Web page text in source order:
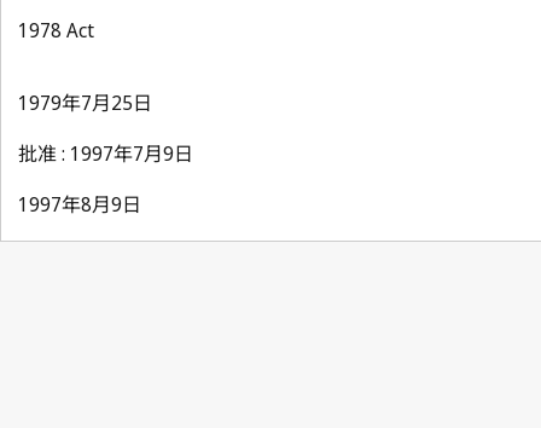
1978 Act
1979年7月25日
批准 : 1997年7月9日
1997年8月9日